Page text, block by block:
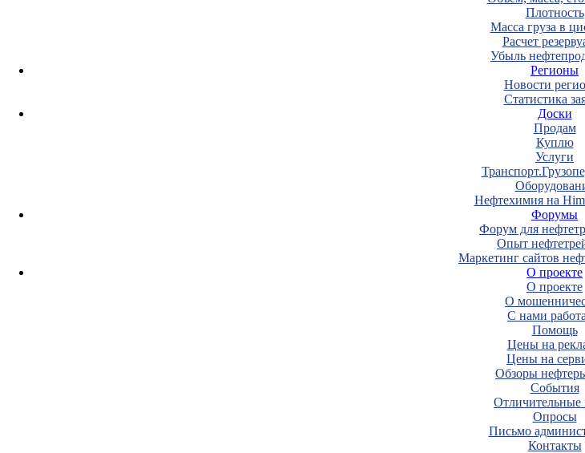
Плотность
Масса груза в
Расчет
Убыль
Регионы
Новости
Статистика
Доски
Продам
Куплю
Услуги
Нефтехимия на
Форумы
Форум для
Опыт
Маркетинг сайтов
О проекте
О проекте
О
С нами
Помощь
Цены на
Цены на
Обзоры
События
Отличительные
Опросы
Письмо
Контакты